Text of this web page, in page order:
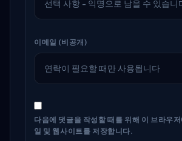
이메일 (비공개)
다음에 댓글을 작성할 때를 위해 이 브라우
일 및 웹사이트를 저장합니다.